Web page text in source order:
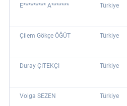
E********* A******* Türkiye
Çilem Gökçe ÖĞÜT Türkiye
Duray ÇITEKÇI Türkiye
Volga SEZEN Türkiye